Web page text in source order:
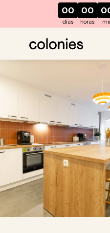
00
días
00
horas